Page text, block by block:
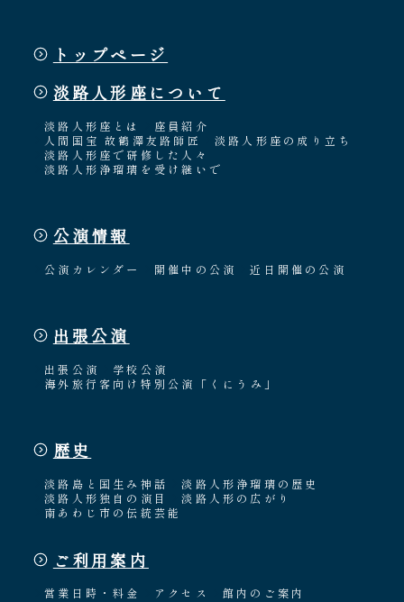
トップページ
淡路人形座について
淡路人形座とは
座員紹介
人間国宝 故鶴澤友路師匠
淡路人形座の成り立ち
淡路人形座で研修した人々
淡路人形浄瑠璃を受け継いで
公演情報
公演カレンダー 開催中の公演 近日開催の公演
出張公演
出張公演
学校公演
海外旅行客向け特別公演「くにうみ」
歴史
淡路島と国生み神話
淡路人形浄瑠璃の歴史
淡路人形独自の演目
淡路人形の広がり
南あわじ市の伝統芸能
ご利用案内
営業日時・料金 アクセス 館内のご案内